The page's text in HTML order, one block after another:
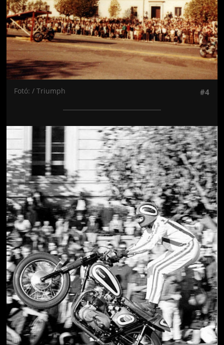
Fotó: / Triumph #4
Jön még kép!